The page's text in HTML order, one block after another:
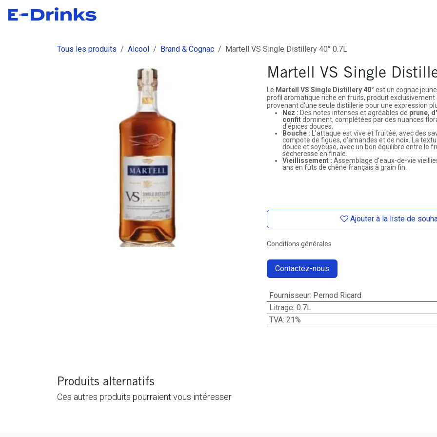
Se rendre au contenu
Tous les produits Alcool Brand & Cognac Martell VS Single Distillery 40° 0.7L
Martell VS Single
Le Martell VS Single Distillery 40° est un cognac
profil aromatique riche en fruits, produit
provenant d'une seule distillerie pour une expression
Nez : Des notes intenses et agréables de prune,
confitdominent, complétées par des nuances
d'épices douces.
Bouche : L'attaque est vive et fruitée, avec des
compote de figues, d'amandes et de noix. La
douce et soyeuse, avec un bon équilibre entre le
sécheresse en finale.
Vieillissement : Assemblage d'eaux-de-vie
ans en fûts de chêne français à grain fin.
Ajouter à la liste de
Conditions générales
Contactez-nous
Fournisseur: Pernod Ricard
Litrage: 0.7L
TVA: 21%
Produits alternatifs
Ces autres produits pourraient vous intéresser